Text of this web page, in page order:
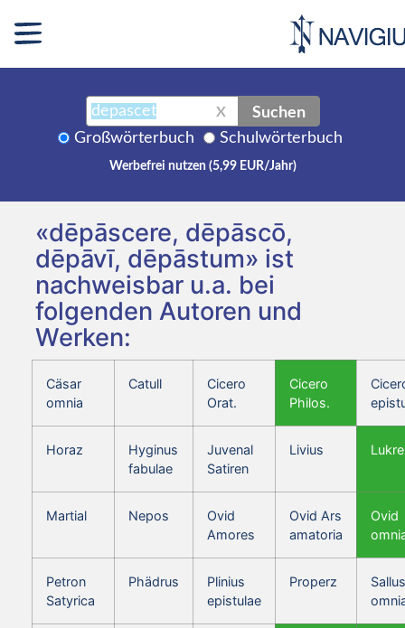
X Suchen
Großwörterbuch Schulwörterbuch
Werbefrei nutzen (5,99 EUR/Jahr)
«dēpāscere, dēpāscō,
dēpāvī, dēpāstum» ist
nachweisbar u.a. bei
folgenden Autoren und
Werken:
Cäsar
omnia
Catull
Cicero
Orat.
Cicero
Philos.
Horaz
Hyginus
fabulae
Juvenal
Satiren
Livius
Martial Nepos
Ovid
Amores
Ovid Ars
amatoria
Ovid
Petron
Satyrica
Phädrus
Plinius
epistulae
Properz